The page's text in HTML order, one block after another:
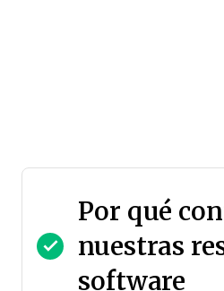
Por qué
nuestras
software